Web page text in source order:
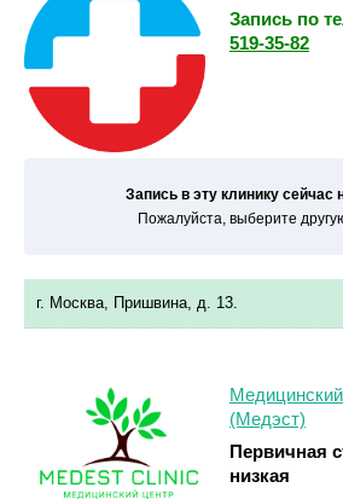
Запись по
519-35-82
Запись в эту клинику сейчас
Пожалуйста, выберите
г. Москва, Пришвина, д. 13.
(Медэст)
Первичная
низкая